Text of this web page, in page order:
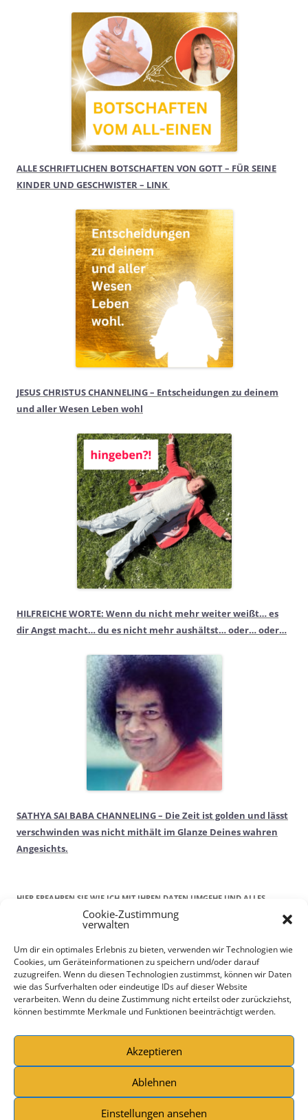
Cookie-Zustimmung
verwalten
Um dir ein optimales Erlebnis zu bieten, verwenden wir Technologien wie
Cookies, um Geräteinformationen zu speichern und/oder darauf
zuzugreifen. Wenn du diesen Technologien zustimmst, können wir Daten
wie das Surfverhalten oder eindeutige IDs auf dieser Website
verarbeiten. Wenn du deine Zustimmung nicht erteilst oder zurückziehst,
können bestimmte Merkmale und Funktionen beeinträchtigt werden.
Akzeptieren
Ablehnen
Einstellungen ansehen
ALLE SCHRIFTLICHEN BOTSCHAFTEN VON GOTT – FÜR SEINE
KINDER UND GESCHWISTER – LINK
JESUS CHRISTUS CHANNELING – Entscheidungen zu deinem
und aller Wesen Leben wohl
HILFREICHE WORTE: Wenn du nicht mehr weiter weißt… es
dir Angst macht… du es nicht mehr aushältst… oder… oder…
SATHYA SAI BABA CHANNELING – Die Zeit ist golden und lässt
verschwinden was nicht mithält im Glanze Deines wahren
Angesichts.
HIER ERFAHREN SIE WIE ICH MIT IHREN DATEN UMGEHE UND ALLES
Kontaktdaten
Impressum
DATENSCHUTZERKLÄRUNG
AGBs
Wiederrufsrecht